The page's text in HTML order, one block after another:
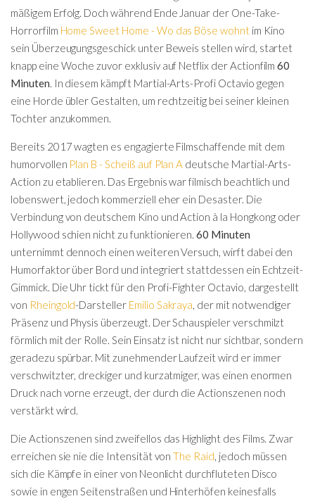
mäßigem Erfolg. Doch während Ende Januar der One-Take-
Horrorfilm Home Sweet Home - Wo das Böse wohntim Kino
sein Überzeugungsgeschick unter Beweis stellen wird, startet
knapp eine Woche zuvor exklusiv auf Netflix der Actionfilm60
Minuten . In diesem kämpft Martial-Arts-Profi Octavio gegen
eine Horde übler Gestalten, um rechtzeitig bei seiner kleinen
Tochter anzukommen.
Bereits 2017 wagten es engagierte Filmschaffende mit dem
humorvollen Plan B - Scheiß auf Plan A deutsche Martial-Arts-
Action zu etablieren. Das Ergebnis war filmisch beachtlich und
lobenswert, jedoch kommerziell eher ein Desaster. Die
Verbindung von deutschem Kino und Action à la Hongkong oder
Hollywood schien nicht zu funktionieren.60 Minuten
unternimmt dennoch einen weiteren Versuch, wirft dabei den
Humorfaktor über Bord und integriert stattdessen ein Echtzeit-
Gimmick. Die Uhr tickt für den Profi-Fighter Octavio, dargestellt
von Rheingold-Darsteller Emilio Sakraya , der mit notwendiger
Präsenz und Physis überzeugt. Der Schauspieler verschmilzt
förmlich mit der Rolle. Sein Einsatz ist nicht nur sichtbar, sondern
geradezu spürbar. Mit zunehmender Laufzeit wird er immer
verschwitzter, dreckiger und kurzatmiger, was einen enormen
Druck nach vorne erzeugt, der durch die Actionszenen noch
verstärkt wird.
Die Actionszenen sind zweifellos das Highlight des Films. Zwar
erreichen sie nie die Intensität vonThe Raid , jedoch müssen
sich die Kämpfe in einer von Neonlicht durchfluteten Disco
sowie in engen Seitenstraßen und Hinterhöfen keinesfalls